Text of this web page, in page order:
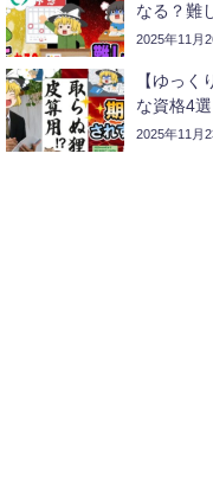
なる？難
2025年11月
【ゆっ
な資格4選
2025年11月